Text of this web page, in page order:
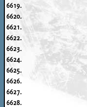
6619.
6620.
6621.
6622.
6623.
6624.
6625.
6626.
6627.
6628.